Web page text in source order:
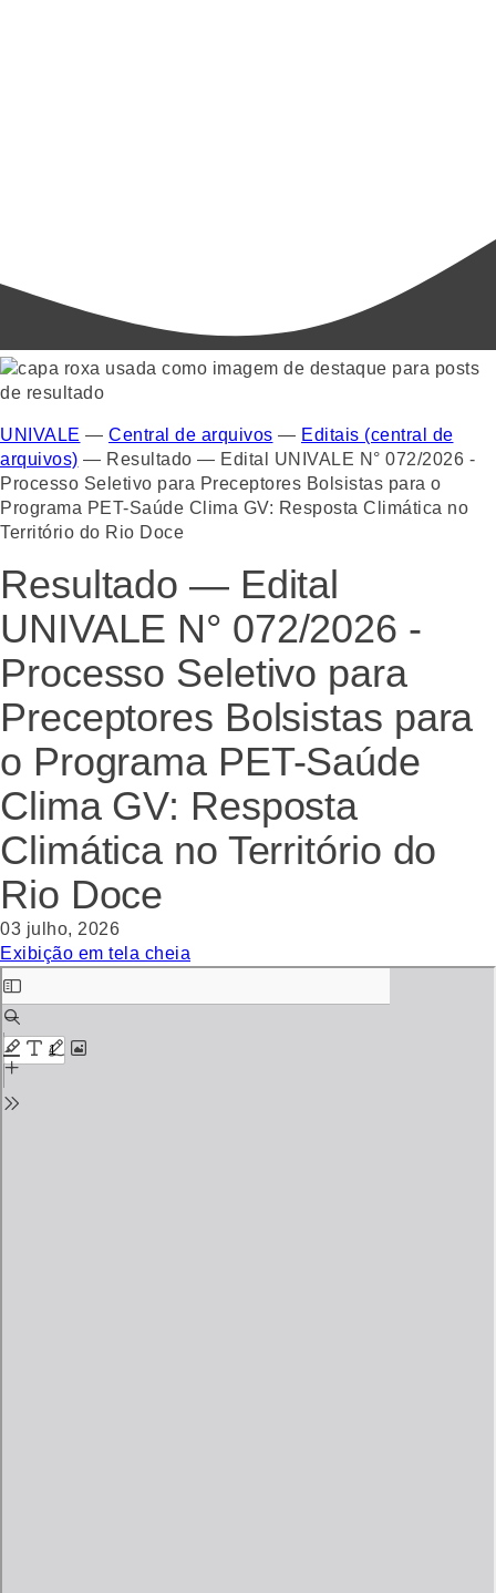
UNIVALE — Central de arquivos — Editais (central de
arquivos) — Resultado — Edital UNIVALE N° 072/2026 -
Processo Seletivo para Preceptores Bolsistas para o
Programa PET-Saúde Clima GV: Resposta Climática no
Território do Rio Doce
Resultado — Edital
UNIVALE N° 072/2026 -
Processo Seletivo para
Preceptores Bolsistas para
o Programa PET-Saúde
Clima GV: Resposta
Climática no Território do
Rio Doce
03 julho, 2026
Exibição em tela cheia
Skip
to
PDF
content